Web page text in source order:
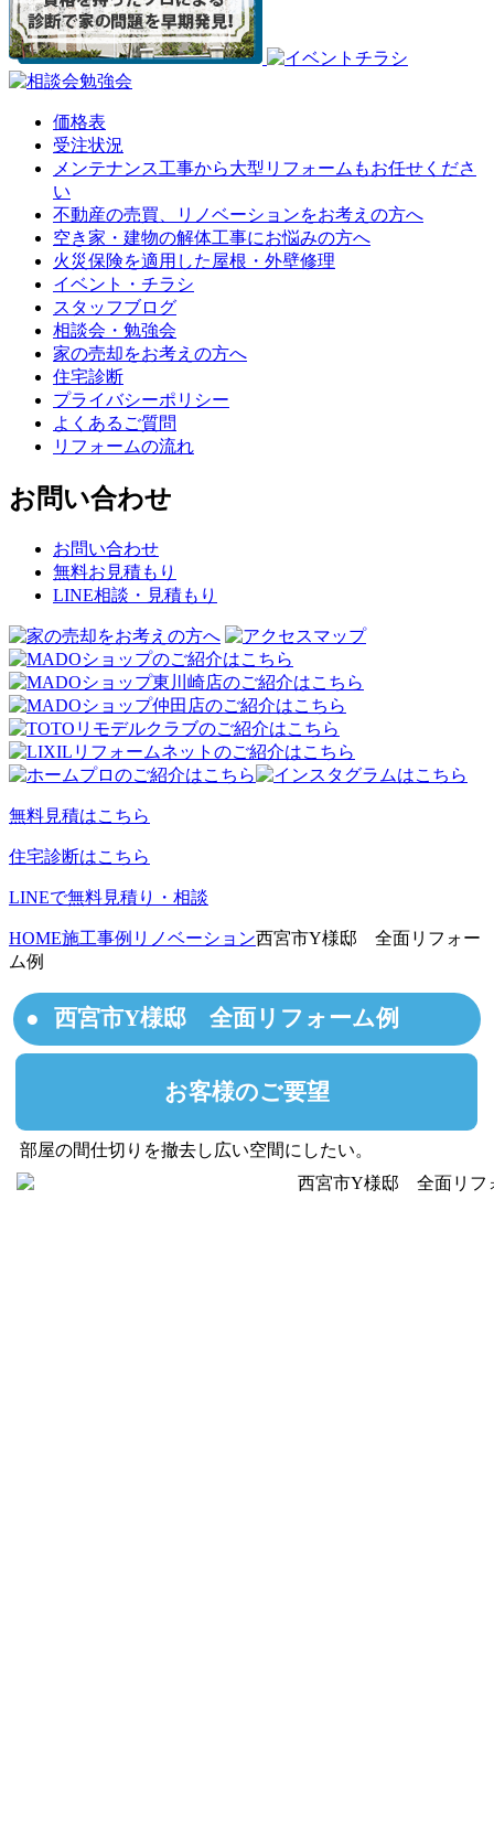
価格表
受注状況
メンテナンス工事から大型リフォームもお任せくださ
い
不動産の売買、リノベーションをお考えの方へ
空き家・建物の解体工事にお悩みの方へ
火災保険を適用した屋根・外壁修理
イベント・チラシ
スタッフブログ
相談会・勉強会
家の売却をお考えの方へ
住宅診断
プライバシーポリシー
よくあるご質問
リフォームの流れ
お問い合わせ
お問い合わせ
無料お見積もり
LINE相談・見積もり
無料見積はこちら
住宅診断はこちら
LINEで無料見積り・相談
HOME施工事例 リノベーション西宮市Y様邸 全面リフォー
ム例
西宮市Y様邸 全面リフォーム例
お客様のご要望
部屋の間仕切りを撤去し広い空間にしたい。